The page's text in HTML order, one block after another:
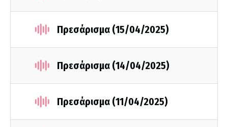
Πρεσάρισμα (15/04/2025)
Πρεσάρισμα (14/04/2025)
Πρεσάρισμα (11/04/2025)